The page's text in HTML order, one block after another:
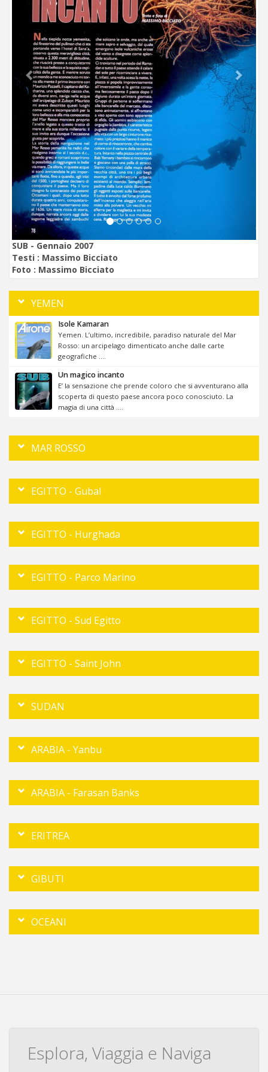
SUB - Gennaio 2007
Testi : Massimo Bicciato
Foto : Massimo Bicciato
YEMEN
Isole Kamaran
Yemen. L’ultimo, incredibile, paradiso naturale del Mar
Rosso: un arcipelago dimenticato anche dalle carte
geografiche ....
Un magico incanto
E’ la sensazione che prende coloro che si avventurano alla
scoperta di questo paese ancora poco conosciuto. La
magia di una città ....
MAR ROSSO
EGITTO - Gubal
EGITTO - Hurghada
EGITTO - Parco Marino
EGITTO - Sud Egitto
EGITTO - Saint John
SUDAN
ARABIA - Yanbu
ARABIA - Farasan Banks
ERITREA
GIBUTI
OCEANI
Esplora, Viaggia e Naviga